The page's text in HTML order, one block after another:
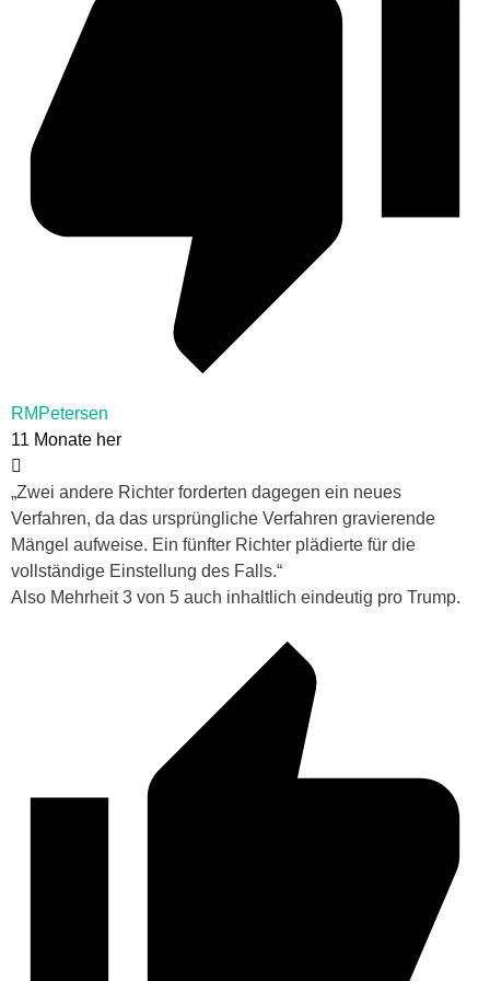
RMPetersen
11 Monate her
„Zwei andere Richter forderten dagegen ein neues
Verfahren, da das ursprüngliche Verfahren gravierende
Mängel aufweise. Ein fünfter Richter plädierte für die
vollständige Einstellung des Falls.“
Also Mehrheit 3 von 5 auch inhaltlich eindeutig pro Trump.